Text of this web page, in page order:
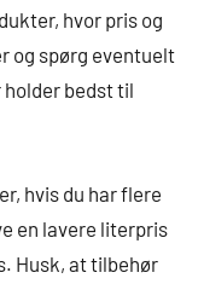
hvor pris og
og spørg eventuelt
bedst til
hvis du har flere
en lavere literpris
Husk, at tilbehør